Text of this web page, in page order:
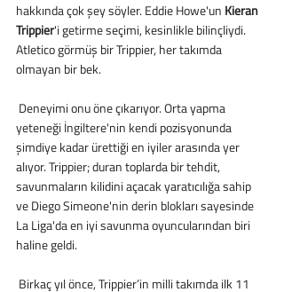
hakkında çok şey söyler. Eddie Howe'un Kieran
Trippier'i getirme seçimi, kesinlikle bilinçliydi.
Atletico görmüş bir Trippier, her takımda
olmayan bir bek.
yeteneği İngiltere'nin kendi pozisyonunda
şimdiye kadar ürettiği en iyiler arasında yer
alıyor. Trippier; duran toplarda bir tehdit,
savunmaların kilidini açacak yaratıcılığa sahip
ve Diego Simeone'nin derin blokları sayesinde
La Liga'da en iyi savunma oyuncularından biri
haline geldi.